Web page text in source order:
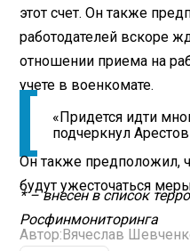
этот счет. Он также
работодателей вскоре
отношении приема на
учете в военкомате.
«Придется идти
подчеркнул
Он также предположил,
будут ужесточаться
* – внесен в список
Росфинмониторинга
Автор:Вячеслав